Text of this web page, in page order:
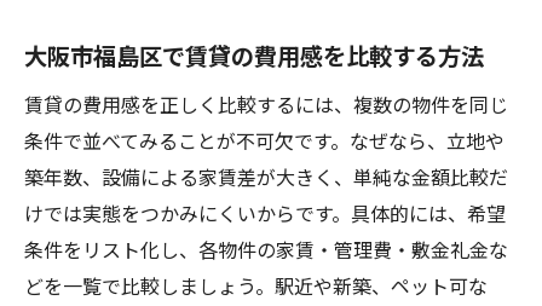
大阪市福島区で賃貸の費用感を比較する方法
賃貸の費用感を正しく比較するには、複数の物件を同じ
条件で並べてみることが不可欠です。なぜなら、立地や
築年数、設備による家賃差が大きく、単純な金額比較だ
けでは実態をつかみにくいからです。具体的には、希望
条件をリスト化し、各物件の家賃・管理費・敷金礼金な
どを一覧で比較しましょう。駅近や新築、ペット可な